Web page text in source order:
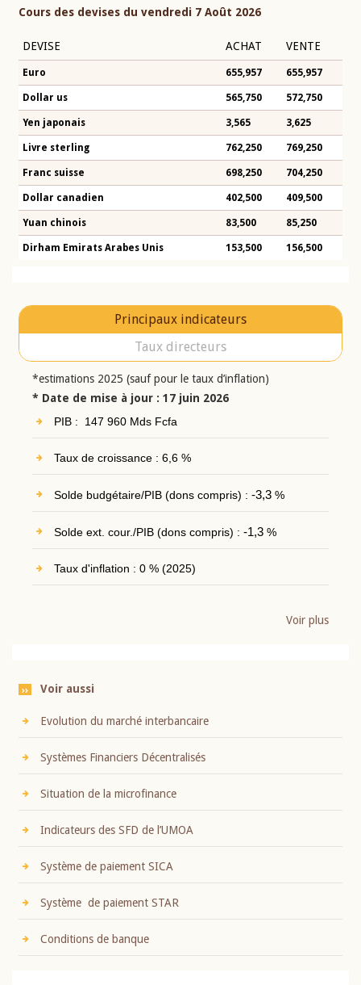
Cours des devises du vendredi 7 Août 2026
DEVISE ACHAT VENTE
Euro 655,957 655,957
Dollar us 565,750 572,750
Yen japonais 3,565 3,625
Livre sterling 762,250 769,250
Franc suisse 698,250 704,250
Dollar canadien 402,500 409,500
Yuan chinois 83,500 85,250
Dirham Emirats Arabes Unis 153,500 156,500
Principaux indicateurs
Taux directeurs
*estimations 2025 (sauf pour le taux d’inflation)
* Date de mise à jour : 17 juin 2026
PIB : 147 960 Mds Fcfa
Taux de croissance : 6,6 %
Solde budgétaire/PIB (dons compris) : -3,3%
Solde ext. cour./PIB (dons compris) : -1,3%
Taux d'inflation : 0 % (2025)
Voir plus
Voir aussi
Evolution du marché interbancaire
Systèmes Financiers Décentralisés
Situation de la microfinance
Indicateurs des SFD de l’UMOA
Système de paiement SICA
Système de paiement STAR
Conditions de banque